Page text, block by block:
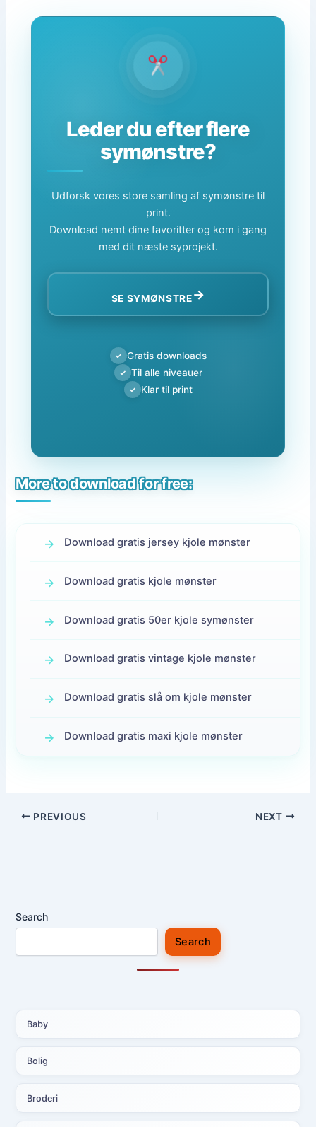
Leder du efter flere
symønstre?
Udforsk vores store samling af symønstre til
print.
Download nemt dine favoritter og kom i gang
med dit næste syprojekt.
SE SYMØNSTRE→
✓ Gratis downloads
✓ Til alle niveauer
✓ Klar til print
More to download for free:
Download gratis jersey kjole mønster
Download gratis kjole mønster
Download gratis 50er kjole symønster
Download gratis vintage kjole mønster
Download gratis slå om kjole mønster
Download gratis maxi kjole mønster
PREVIOUS NEXT
Search
Search
Baby
Bolig
Broderi